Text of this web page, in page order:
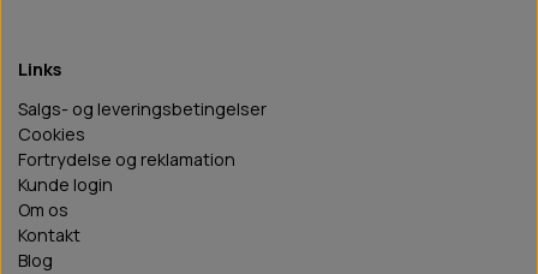
Links
Salgs- og leveringsbetingelser
Cookies
Fortrydelse og reklamation
Kunde login
Om os
Kontakt
Blog